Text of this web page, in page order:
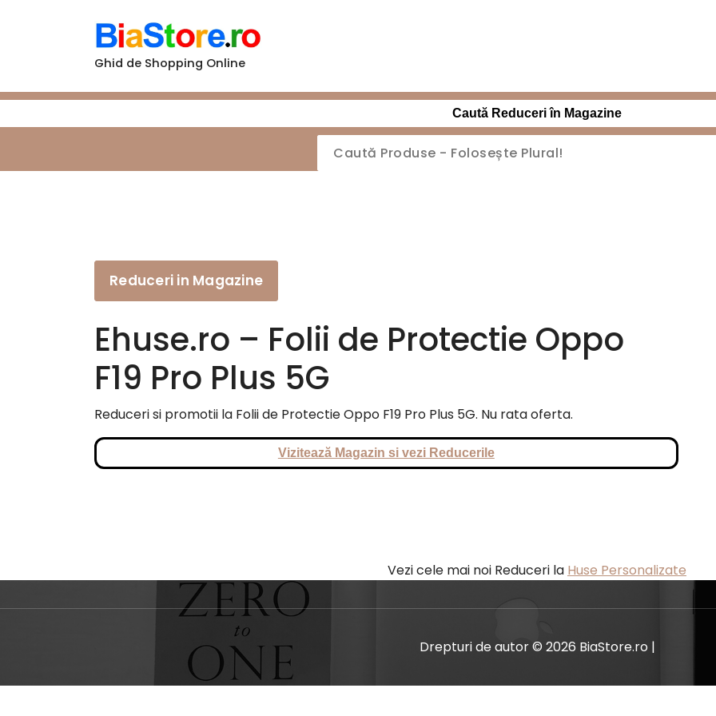
Ghid de Shopping Online
Caută Reduceri în Magazine
Reduceri in Magazine
Ehuse.ro – Folii de Protectie Oppo
F19 Pro Plus 5G
Reduceri si promotii la Folii de Protectie Oppo F19 Pro Plus 5G. Nu rata oferta.
Vizitează Magazin si vezi Reducerile
Vezi cele mai noi Reduceri la Huse Personalizate
Drepturi de autor © 2026 BiaStore.ro |